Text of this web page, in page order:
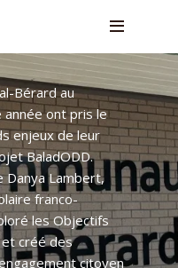
de
Bérard au
ont pris le
enjeux de leur
BaladODD.
Danya Lambert,
franco-
les Objectifs
créé des
citoyen